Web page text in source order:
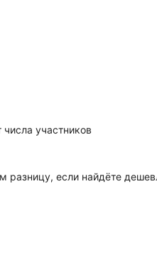
участников
разницу, если найдёте